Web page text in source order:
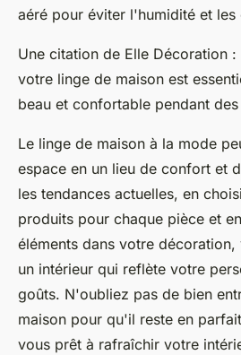
aéré pour éviter l'humidité et les
Une citation de Elle Décoration :
votre linge de maison est
beau et confortable pendant des
Le linge de maison à la mode
espace en un lieu de confort et
les tendances actuelles, en
produits pour chaque pièce et
éléments dans votre
un intérieur qui reflète votre
goûts. N'oubliez pas de bien
maison pour qu'il reste en
vous prêt à rafraîchir votre